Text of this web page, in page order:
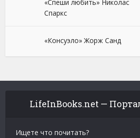
«Спеши любить» Николас
Спаркс
«Консуэло» Жорж Санд
LifeInBooks.net —
Ищете что почитать?